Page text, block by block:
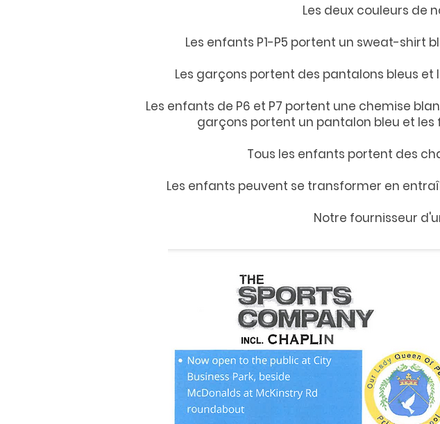
Les deux couleurs de
Les enfants P1-P5 portent un sweat-shirt
Les garçons portent des pantalons bleus et
Les enfants de P6 et P7 portent une chemise
garçons portent un pantalon bleu et
Tous les enfants portent des
Les enfants peuvent se transformer en
Notre fournisseur